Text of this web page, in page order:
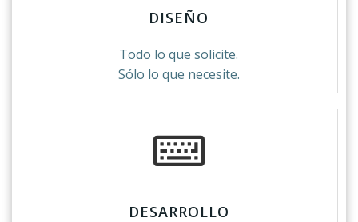
DISEÑO
Todo lo que solicite.
Sólo lo que necesite.
DESARROLLO